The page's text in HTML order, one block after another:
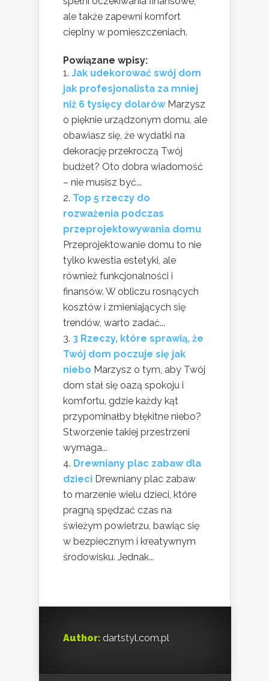
ale także zapewni komfort
cieplny w pomieszczeniach.
Powiązane wpisy:
Jak udekorować swój dom
jak profesjonalista za mniej
niż 6 tysięcy dolarów Marzysz
o pięknie urządzonym domu, ale
obawiasz się, że wydatki na
dekorację przekroczą Twój
budżet? Oto dobra wiadomość
– nie musisz być...
Top 5 rzeczy do
rozważenia podczas
przeprojektowywania domu
Przeprojektowanie domu to nie
tylko kwestia estetyki, ale
również funkcjonalności i
finansów. W obliczu rosnących
kosztów i zmieniających się
trendów, warto zadać...
3 Rzeczy, które sprawią, że
Twój dom poczuje się jak
niebo Marzysz o tym, aby Twój
dom stał się oazą spokoju i
komfortu, gdzie każdy kąt
przypominałby błękitne niebo?
Stworzenie takiej przestrzeni
wymaga...
Drewniany plac zabaw dla
dzieci Drewniany plac zabaw
to marzenie wielu dzieci, które
pragną spędzać czas na
świeżym powietrzu, bawiąc się
w bezpiecznym i kreatywnym
środowisku. Jednak...
Author: dartstyl.com.pl